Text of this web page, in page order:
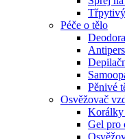
Péče o tělo
Pěnivé
Osvěžovač
Korálky
Gel pro